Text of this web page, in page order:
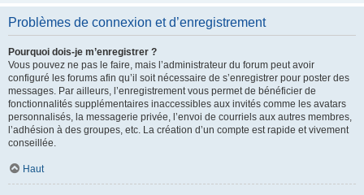
Problèmes de connexion et d’enregistrement
Pourquoi dois-je m’enregistrer ?
Vous pouvez ne pas le faire, mais l’administrateur du forum peut avoir
configuré les forums afin qu’il soit nécessaire de s’enregistrer pour poster des
messages. Par ailleurs, l’enregistrement vous permet de bénéficier de
fonctionnalités supplémentaires inaccessibles aux invités comme les avatars
personnalisés, la messagerie privée, l’envoi de courriels aux autres membres,
l’adhésion à des groupes, etc. La création d’un compte est rapide et vivement
conseillée.
Haut